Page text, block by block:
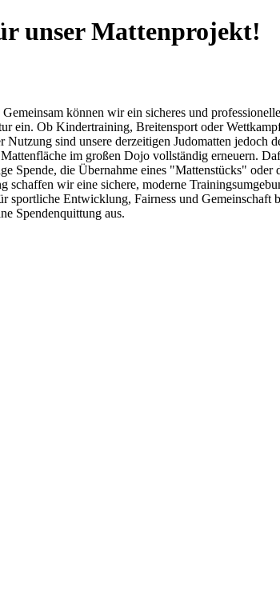
unser Mattenprojekt!
können wir ein sicheres und
ein. Ob Kindertraining, Breitensport oder
sind unsere derzeitigen Judomatten
im großen Dojo vollständig erneuern.
Spende, die Übernahme eines "Mattenstücks"
wir eine sichere, moderne
Entwicklung, Fairness und
Spendenquittung aus.